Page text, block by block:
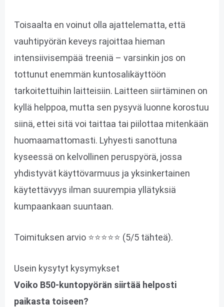
Toisaalta en voinut olla ajattelematta, että
vauhtipyörän keveys rajoittaa hieman
intensiivisempää treeniä – varsinkin jos on
tottunut enemmän kuntosalikäyttöön
tarkoitettuihin laitteisiin. Laitteen siirtäminen on
kyllä helppoa, mutta sen pysyvä luonne korostuu
siinä, ettei sitä voi taittaa tai piilottaa mitenkään
huomaamattomasti. Lyhyesti sanottuna
kyseessä on kelvollinen peruspyörä, jossa
yhdistyvät käyttövarmuus ja yksinkertainen
käytettävyys ilman suurempia yllätyksiä
kumpaankaan suuntaan.
Toimituksen arvio ⭐⭐⭐⭐⭐ (5/5 tähteä).
Usein kysytyt kysymykset
Voiko B50-kuntopyörän siirtää helposti
paikasta toiseen?